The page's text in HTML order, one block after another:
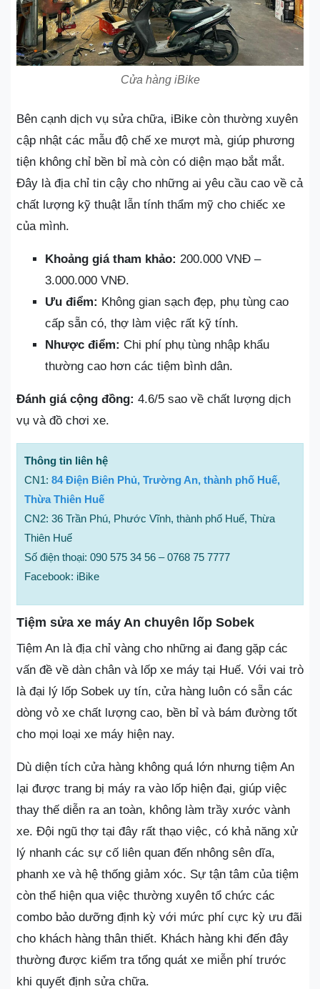
Cửa hàng iBike
Bên cạnh dịch vụ sửa chữa, iBike còn thường xuyên
cập nhật các mẫu độ chế xe mượt mà, giúp phương
tiện không chỉ bền bỉ mà còn có diện mạo bắt mắt.
Đây là địa chỉ tin cậy cho những ai yêu cầu cao về cả
chất lượng kỹ thuật lẫn tính thẩm mỹ cho chiếc xe
của mình.
Khoảng giá tham khảo: 200.000 VNĐ –
3.000.000 VNĐ.
Ưu điểm: Không gian sạch đẹp, phụ tùng cao
cấp sẵn có, thợ làm việc rất kỹ tính.
Nhược điểm: Chi phí phụ tùng nhập khẩu
thường cao hơn các tiệm bình dân.
Đánh giá cộng đồng: 4.6/5 sao về chất lượng dịch
vụ và đồ chơi xe.
Thông tin liên hệ
CN1: 84 Điện Biên Phủ, Trường An, thành phố Huế,
Thừa Thiên Huế
CN2: 36 Trần Phú, Phước Vĩnh, thành phố Huế, Thừa
Thiên Huế
Số điện thoại: 090 575 34 56 – 0768 75 7777
Facebook: iBike
Tiệm sửa xe máy An chuyên lốp Sobek
Tiệm An là địa chỉ vàng cho những ai đang gặp các
vấn đề về dàn chân và lốp xe máy tại Huế. Với vai trò
là đại lý lốp Sobek uy tín, cửa hàng luôn có sẵn các
dòng vỏ xe chất lượng cao, bền bỉ và bám đường tốt
cho mọi loại xe máy hiện nay.
Dù diện tích cửa hàng không quá lớn nhưng tiệm An
lại được trang bị máy ra vào lốp hiện đại, giúp việc
thay thế diễn ra an toàn, không làm trầy xước vành
xe. Đội ngũ thợ tại đây rất thạo việc, có khả năng xử
lý nhanh các sự cố liên quan đến nhông sên dĩa,
phanh xe và hệ thống giảm xóc. Sự tận tâm của tiệm
còn thể hiện qua việc thường xuyên tổ chức các
combo bảo dưỡng định kỳ với mức phí cực kỳ ưu đãi
cho khách hàng thân thiết. Khách hàng khi đến đây
thường được kiểm tra tổng quát xe miễn phí trước
khi quyết định sửa chữa.